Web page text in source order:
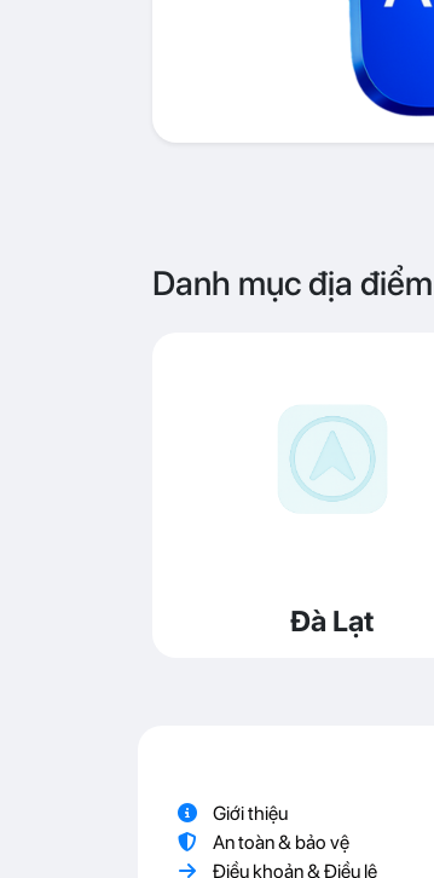
Danh mục địa điểm
Đà Lạt
Giới thiệu
An toàn & bảo vệ
Điều khoản & Điều lệ